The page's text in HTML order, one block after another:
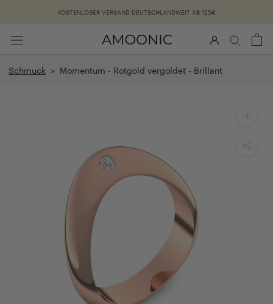
KOSTENLOSER VERSAND DEUTSCHLANDWEIT AB 125€
Schmuck > Momentum - Rotgold vergoldet - Brillant